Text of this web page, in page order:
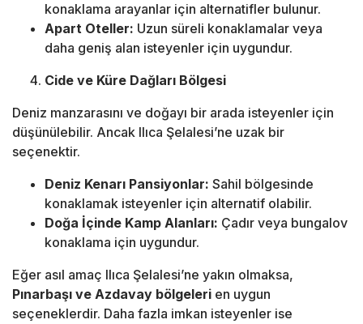
konaklama arayanlar için alternatifler bulunur.
Apart Oteller: Uzun süreli konaklamalar veya
daha geniş alan isteyenler için uygundur.
Cide ve Küre Dağları Bölgesi
Deniz manzarasını ve doğayı bir arada isteyenler için
düşünülebilir. Ancak Ilıca Şelalesi’ne uzak bir
seçenektir.
Deniz Kenarı Pansiyonlar: Sahil bölgesinde
konaklamak isteyenler için alternatif olabilir.
Doğa İçinde Kamp Alanları: Çadır veya bungalov
konaklama için uygundur.
Eğer asıl amaç Ilıca Şelalesi’ne yakın olmaksa,
Pınarbaşı ve Azdavay bölgeleri en uygun
seçeneklerdir. Daha fazla imkan isteyenler ise